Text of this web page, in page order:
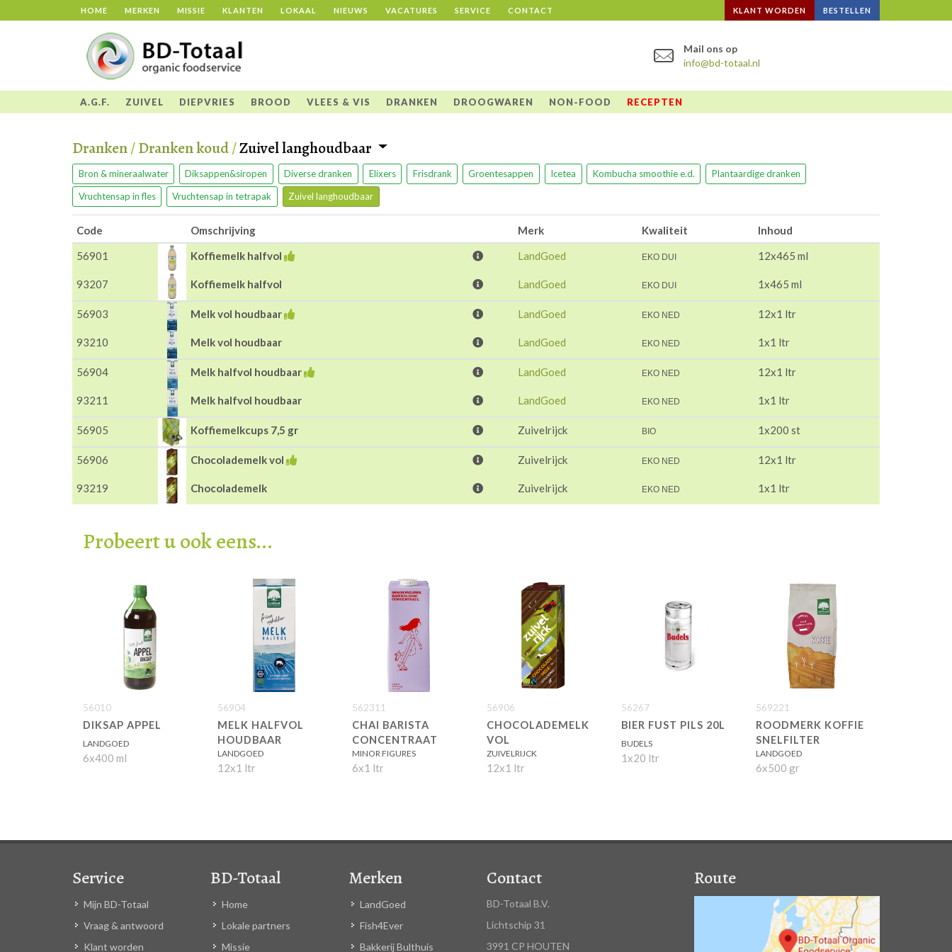
HOME MERKEN MISSIE KLANTEN LOKAAL NIEUWS VACATURES SERVICE CONTACT KLANT WORDEN BESTELLEN
Mail ons op
info@bd-totaal.nl
A.G.F. ZUIVEL DIEPVRIES BROOD VLEES & VIS DRANKEN DROOGWAREN NON-FOOD RECEPTEN
Dranken/Dranken koud/Zuivel langhoudbaar
Bron & mineraalwater Diksappen&siropen Diverse dranken Elixers Frisdrank Groentesappen Icetea Kombucha smoothie e.d. Plantaardige dranken
Vruchtensap in fles Vruchtensap in tetrapak Zuivel langhoudbaar
Code Omschrijving Merk Kwaliteit
Inhoud
56901
Koffiemelk halfvol LandGoed EKO DUI 12x465 ml
93207 Koffiemelk halfvol LandGoed EKO DUI 1x465 ml
56903 Melk vol houdbaar LandGoed EKO NED 12x1 ltr
93210 Melk vol houdbaar LandGoed EKO NED 1x1 ltr
56904 Melk halfvol houdbaar LandGoed EKO NED 12x1 ltr
93211 Melk halfvol houdbaar LandGoed EKO NED 1x1 ltr
56905 Koffiemelkcups 7,5 gr Zuivelrijck BIO 1x200 st
56906 Chocolademelk vol Zuivelrijck EKO NED 12x1 ltr
93219 Chocolademelk Zuivelrijck EKO NED 1x1 ltr
Probeert u ook eens...
56010
DIKSAP APPEL
LANDGOED
6x400 ml
56904
MELK HALFVOL
HOUDBAAR
LANDGOED
12x1 ltr
562311
CHAI BARISTA
CONCENTRAAT
MINOR FIGURES
6x1 ltr
56906
CHOCOLADEMELK
VOL
ZUIVELRIJCK
12x1 ltr
56267
BIER FUST PILS 20L
BUDELS
1x20 ltr
569221
ROODMERK KOFFIE
SNELFILTER
LANDGOED
6x500 gr
Service
Mijn BD-Totaal
Vraag & antwoord
Klant worden
BD-Totaal
Home
Lokale partners
Missie
Merken
LandGoed
Fish4Ever
Bakkerij Bulthuis
Contact
BD-Totaal B.V.
Lichtschip 31
3991 CP HOUTEN
Route